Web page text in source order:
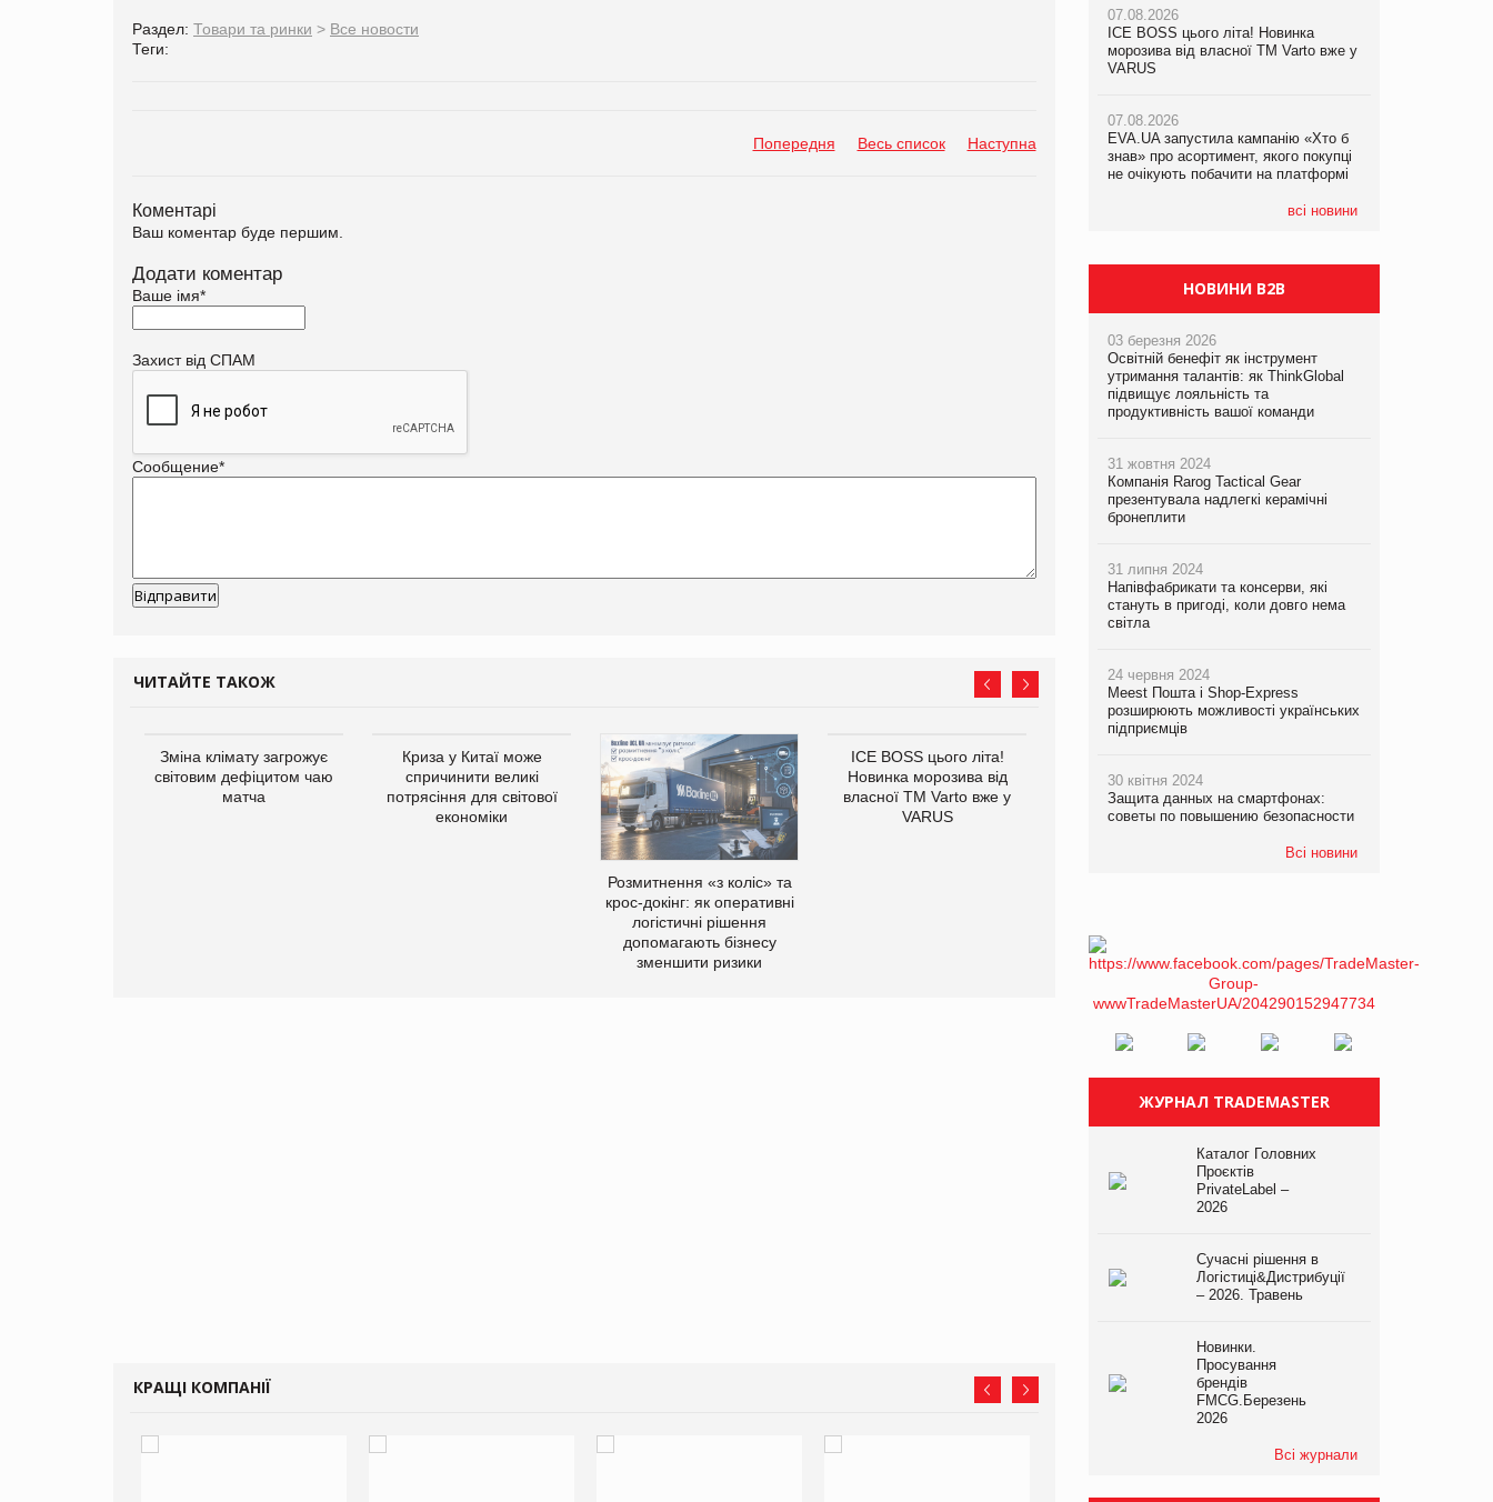
Раздел: Товари та ринки > Все новости
Теги:
Попередня Весь список Наступна
Коментарі
Ваш коментар буде першим.
Додати коментар
Ваше імя*
Захист від СПАМ
Сообщение*
ЧИТАЙТЕ ТАКОЖ
Зміна клімату загрожує
світовим дефіцитом чаю
матча
Криза у Китаї може
спричинити великі
потрясіння для світової
економіки
Розмитнення «з коліс» та
крос-докінг: як оперативні
логістичні рішення
допомагають бізнесу
зменшити ризики
ICE BOSS цього літа!
Новинка морозива від
власної ТМ Varto вже у
VARUS
кампанію «Хто б знав» про
асортимент, якого покупці
не очікують побачити на
КРАЩІ КОМПАНІЇ
07.08.2026
ICE BOSS цього літа! Новинка
морозива від власної ТМ Varto вже у
VARUS
07.08.2026
EVA.UA запустила кампанію «Хто б
знав» про асортимент, якого покупці
не очікують побачити на платформі
всі новини
07.08.2026
ICE BOSS цього літа! Новинка
морозива від власної ТМ Varto вже у
VARUS
07.08.2026
EVA.UA запустила кампанію «Хто б
знав» про асортимент, якого покупці
не очікують побачити на платформі
07.08.2026
Франція заборонила рекламні дзвінки
НОВИНИ B2B
03 березня 2026
Освітній бенефіт як інструмент
утримання талантів: як ThinkGlobal
підвищує лояльність та
продуктивність вашої команди
31 жовтня 2024
Компанія Rarog Tactical Gear
презентувала надлегкі керамічні
бронеплити
31 липня 2024
Напівфабрикати та консерви, які
стануть в пригоді, коли довго нема
світла
24 червня 2024
Meest Пошта і Shop-Express
розширюють можливості українських
підприємців
30 квітня 2024
Защита данных на смартфонах:
советы по повышению безопасности
Всі новини
ЖУРНАЛ TRADEMASTER
Каталог Головних
Проєктів
PrivateLabel –
2026
Сучасні рішення в
Логістиці&Дистрибуції
– 2026. Травень
Новинки.
Просування
брендів
FMCG.Березень
2026
Всі журнали